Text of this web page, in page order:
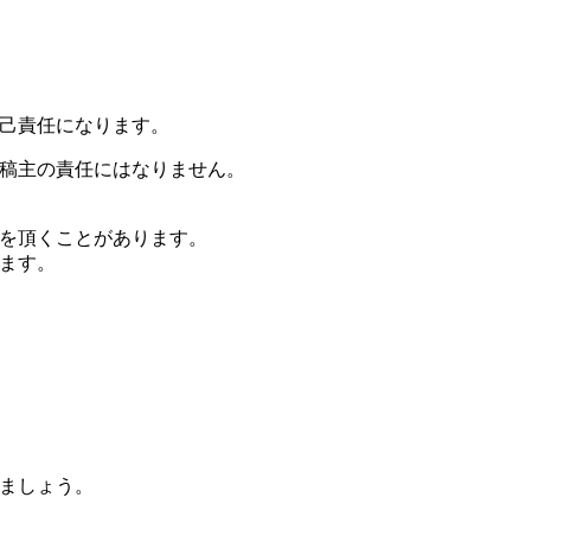
責任になります。
主の責任にはなりません。
頂くことがあります。
す。
しょう。